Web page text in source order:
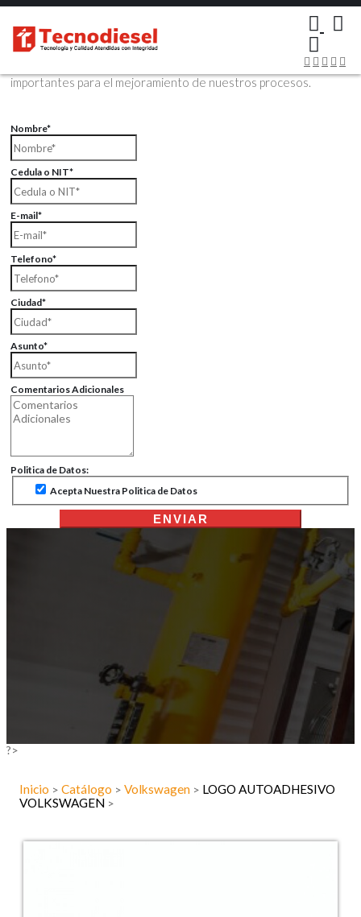
Contáctenos Vía Email
Envíenos sus datos con sus comentarios, sus opiniones son muy
importantes para el mejoramiento de nuestros procesos.
Nombre*
Cedula o NIT*
E-mail*
Telefono*
Ciudad*
Asunto*
Comentarios Adicionales
Politica de Datos:
Acepta Nuestra Politica de Datos
ENVIAR
?>
Inicio > Catálogo > Volkswagen > LOGO AUTOADHESIVO
VOLKSWAGEN >